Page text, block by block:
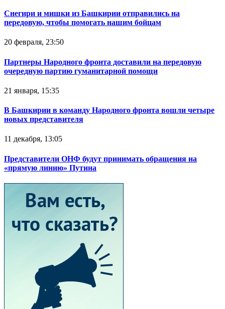
Снегири и мишки из Башкирии отправились на
передовую, чтобы помогать нашим бойцам
20 февраля, 23:50
Партнеры Народного фронта доставили на передовую
очередную партию гуманитарной помощи
21 января, 15:35
В Башкирии в команду Народного фронта вошли четыре
новых представителя
11 декабря, 13:05
Представители ОНФ будут принимать обращения на
«прямую линию» Путина